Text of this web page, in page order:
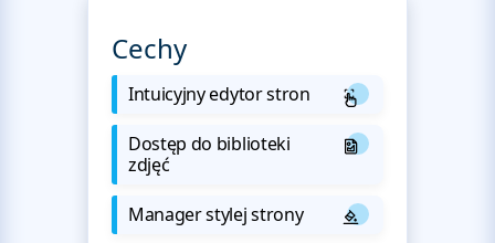
Cechy
Intuicyjny edytor stron
Dostęp do biblioteki
zdjęć
Manager stylej strony